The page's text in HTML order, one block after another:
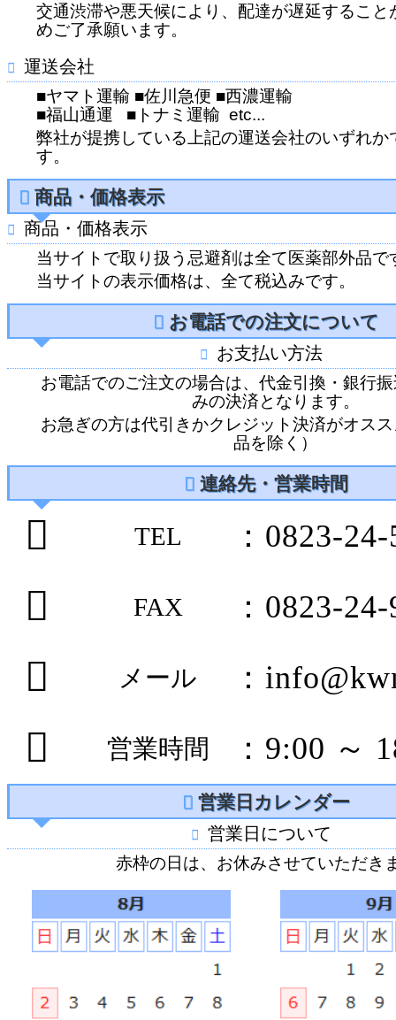
交通渋滞や悪天候により、配達が遅延すること
めご了承願います。
運送会社
■ヤマト運輸 ■佐川急便 ■西濃運輸
■福山通運 ■トナミ運輸 etc...
弊社が提携している上記の運送会社のいずれか
す。
商品・価格表示
商品・価格表示
当サイトで取り扱う忌避剤は全て医薬部外品で
当サイトの表示価格は、全て税込みです。
お電話での注文について
お支払い方法
お電話でのご注文の場合は、代金引換・銀行
みの決済となります。
お急ぎの方は代引きかクレジット決済がオス
品を除く）
連絡先・営業時間
TEL ：0823-
FAX ：0823-
メール ：
営業時間 ：9:00 ～
営業日カレンダー
営業日について
赤枠の日は、お休みさせていただき